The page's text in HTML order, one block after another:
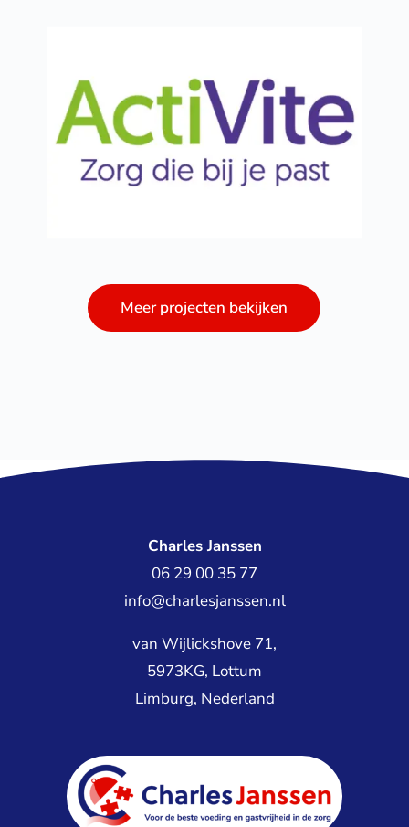
Meer projecten bekijken
Charles Janssen
06 29 00 35 77
info@charlesjanssen.nl
van Wijlickshove 71,
5973KG, Lottum
Limburg, Nederland